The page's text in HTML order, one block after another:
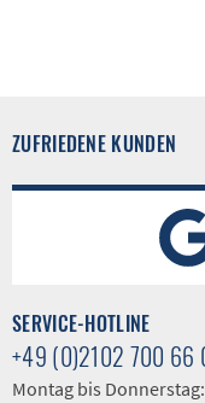
ZUFRIEDENE KUNDEN
SERVICE-HOTLINE
+49 (0)2102 700 66
Montag bis Donnerstag: